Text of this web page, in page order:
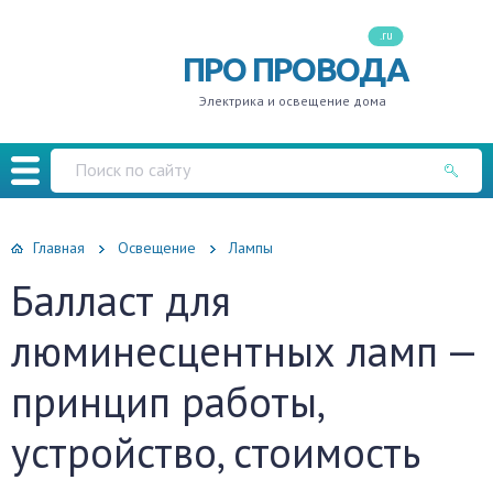
.ru
ПРО ПРОВОДА
Электрика и освещение дома
Главная Освещение Лампы
Балласт для
люминесцентных ламп —
принцип работы,
устройство, стоимость